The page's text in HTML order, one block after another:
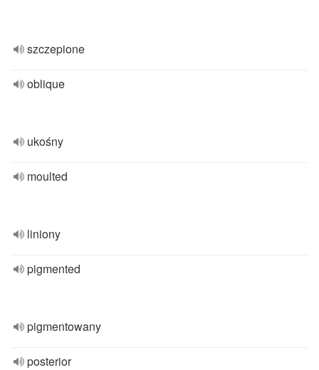
szczepione
oblique
ukośny
moulted
liniony
pigmented
pigmentowany
posterior